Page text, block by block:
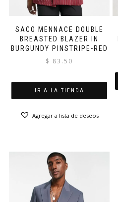
SACO MENNACE DOUBLE
BREASTED BLAZER IN
BURGUNDY PINSTRIPE-RED
$ 83.50
IR A LA TIENDA
Agregar a lista de deseos